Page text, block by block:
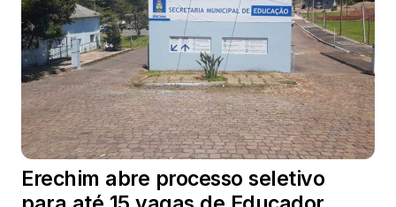
Erechim abre processo seletivo